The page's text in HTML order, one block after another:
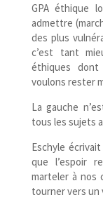
GPA éthique
admettre
des plus
c’est tant
éthiques
voulons rester
La gauche
tous les sujets
Eschyle
que l’espoir
marteler à nos
tourner vers un